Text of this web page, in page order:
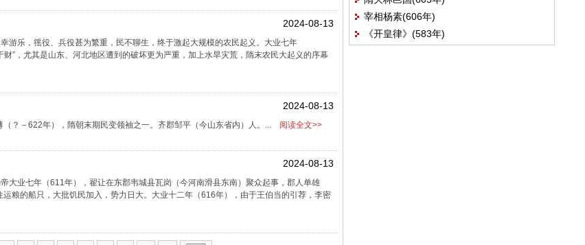
2024-08-13
游乐，徭役、兵役甚为繁重，民不聊生，终于激起大规模的农民起义。大业七年
”，尤其是山东、河北地区遭到的破坏更为严重，加上水旱灾荒，隋末农民大起义的序幕
2024-08-13
？－622年），隋朝末期民变领袖之一。齐郡邹平（今山东省内）人。...
阅读全文>>
2024-08-13
大业七年（611年），翟让在东郡韦城县瓦岗（今河南滑县东南）聚众起事，郡人单雄
粮的船只，大批饥民加入，势力日大。大业十二年（616年），由于王伯当的引荐，李密
宰相杨素(606年)
《开皇律》(583年)